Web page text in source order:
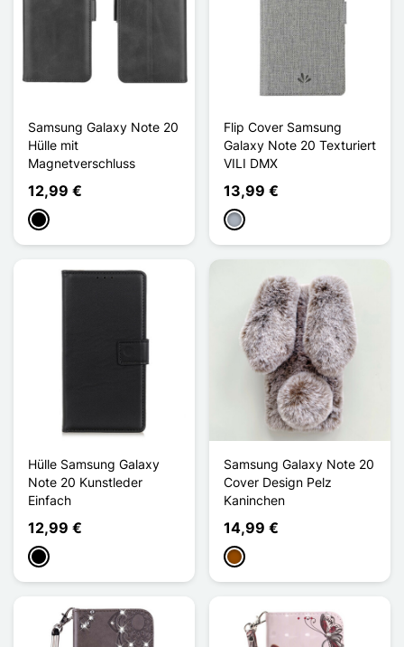
Samsung Galaxy Note 20
Hülle mit
Magnetverschluss
12,99 €
Schwarz
Flip Cover Samsung
Galaxy Note 20 Texturiert
VILI DMX
13,99 €
Grau
Hülle Samsung Galaxy
Note 20 Kunstleder
Einfach
12,99 €
Schwarz
Samsung Galaxy Note 20
Cover Design Pelz
Kaninchen
14,99 €
Braun